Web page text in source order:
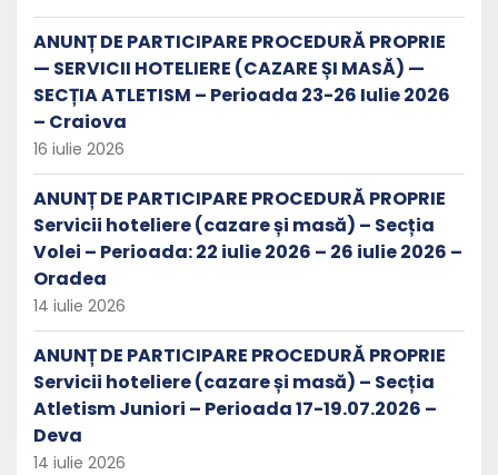
ANUNȚ DE PARTICIPARE PROCEDURĂ PROPRIE
— SERVICII HOTELIERE (CAZARE ȘI MASĂ) —
SECȚIA ATLETISM – Perioada 23-26 Iulie 2026
– Craiova
16 iulie 2026
ANUNȚ DE PARTICIPARE PROCEDURĂ PROPRIE
Servicii hoteliere (cazare și masă) – Secția
Volei – Perioada: 22 iulie 2026 – 26 iulie 2026 –
Oradea
14 iulie 2026
ANUNȚ DE PARTICIPARE PROCEDURĂ PROPRIE
Servicii hoteliere (cazare și masă) – Secția
Atletism Juniori – Perioada 17-19.07.2026 –
Deva
14 iulie 2026